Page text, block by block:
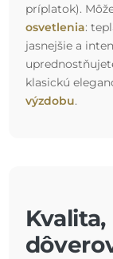
príplatok).
osvetlenia:
jasnejšie a
klasickú
výzdobu.